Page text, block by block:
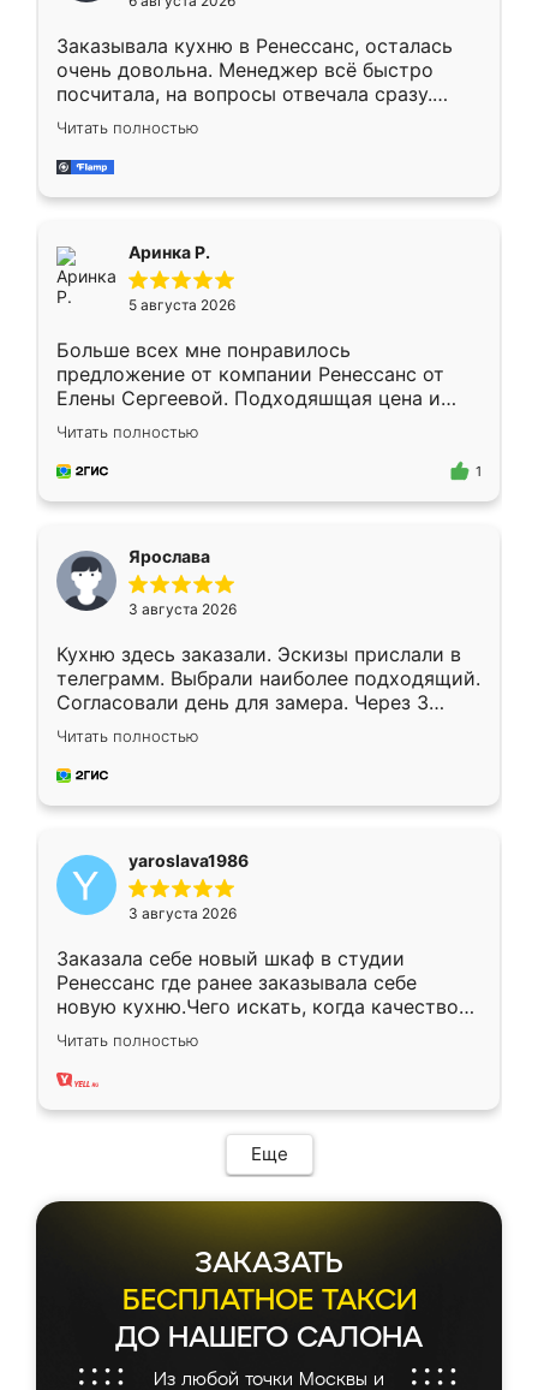
мебели буду заказывать только здесь.
Заказывала кухню в Ренессанс, осталась
очень довольна. Менеджер всё быстро
посчитала, на вопросы отвечала сразу.
Замерщик приехал в субботу, подошёл к
делу со всей ответственностью. Собрали
за день, ребята работали аккуратно, даже
Читать полностью
Аринка Р.
5 августа 2026
Больше всех мне понравилось
предложение от компании Ренессанс от
Елены Сергеевой. Подходяшщая цена и
короткие сроки изготовления. Приехавший
для замера сотрудник Владислав
предложил по моему эскизу самый
Читать полностью
1
Ярослава
3 августа 2026
Кухню здесь заказали. Эскизы прислали в
телеграмм. Выбрали наиболее подходящий.
Согласовали день для замера. Через 3
недели кухня была уже готова. Остались
довольны работой. Спасибо Ренессанс
мебель за качественную работу!
Читать полностью
yaroslava1986
3 августа 2026
Заказала себе новый шкаф в студии
Ренессанс где ранее заказывала себе
новую кухню.Чего искать, когда качеством
вполне довольна. Служит кухня уже почти
два года, нареканий нет.
Читать полностью
Еще
ЗАКАЗАТЬ
БЕСПЛАТНОЕ ТАКСИ
ДО НАШЕГО САЛОНА
Из любой точки Москвы и